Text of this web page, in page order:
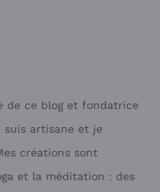
de ce blog et fondatrice
suis artisane et je
créations sont
et la méditation : des